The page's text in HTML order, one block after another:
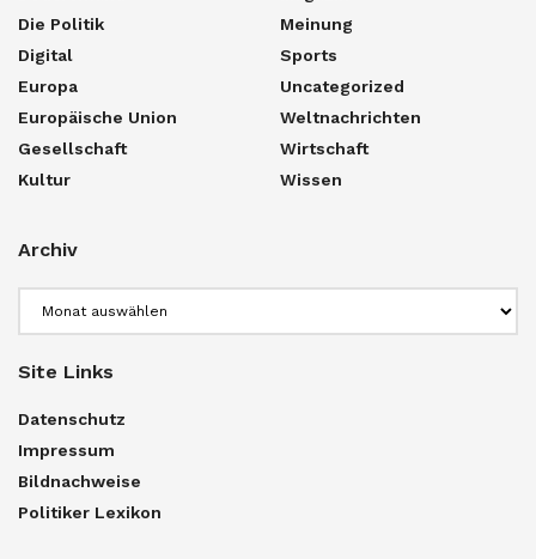
Die Politik
Digital
Europa
Europäische Union
Gesellschaft
Kultur
Meinung
Sports
Uncategorized
Weltnachrichten
Wirtschaft
Wissen
Archiv
Site Links
Datenschutz
Impressum
Bildnachweise
Politiker Lexikon